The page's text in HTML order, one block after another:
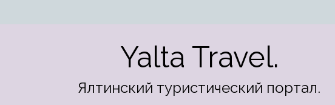
Yalta Travel.
Ялтинский туристический портал.